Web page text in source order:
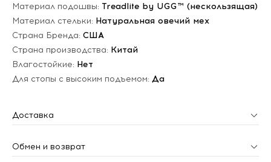
Материал подошвы: Treadlite by UGG™ (нескользящая)
Материал стельки: Натуральная овечий мех
Страна Бренда: США
Страна производства: Китай
Влагостойкие: Нет
Для стопы с высоким подъемом: Да
Доставка
Обмен и возврат